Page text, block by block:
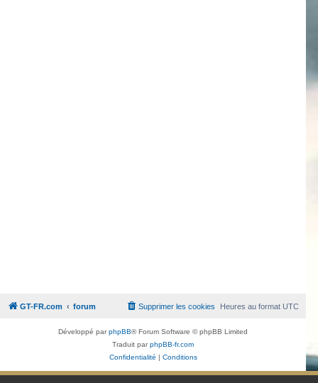
GT-FR.com forum Heures au formatUTC
Supprimer les cookies
Développé parphpBB® Forum Software © phpBB Limited
Traduit parphpBB-fr.com
Confidentialité | Conditions